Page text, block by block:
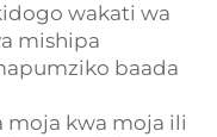
wakati wa
mishipa
baada
moja kwa moja ili